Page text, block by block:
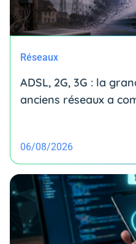
Réseaux
ADSL, 2G, 3G : la
anciens réseaux a
06/08/2026